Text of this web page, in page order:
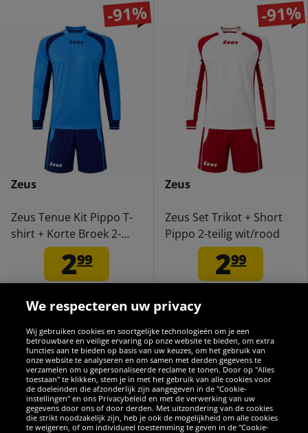
-91%
Zeus
Zeus Tenue Kit Pippo T-
shirt + Korte Broek 2-
delig royal blauw
299
i.p.v.34,99 €
Bespaar:32,00 €
-91%
Zeus
Zeus Set Trikot + Short
Pippo 2-teilig wit/rood
299
i.p.v.34,99 €
Bespaar:
-91% -91%
We respecteren uw privacy
Wij gebruiken cookies en soortgelijke technologieën om je een
betrouwbare en veilige ervaring op onze website te bieden, om extra
functies aan te bieden op basis van uw keuzes, om het gebruik van
onze website te analyseren en om samen met derden gegevens te
verzamelen om u gepersonaliseerde reclame te tonen. Door op "Alles
toestaan" te klikken, stem je in met het gebruik van alle cookies voor
de doeleinden die afzonderlijk zijn aangegeven in de "Cookie-
instellingen" en ons Privacybeleid en met de verwerking van uw
gegevens door ons of door derden. Met uitzondering van de cookies
die strikt noodzakelijk zijn, heb je ook de mogelijkheid om alle cookies
te weigeren, of om individueel toestemming te geven in de "Cookie-